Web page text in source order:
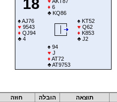
18
♦ 6
♣KQ86
♠AJ76
♥ 9543
♦ QJ94
♣4
♠KT52
♥ Q62
♦ K853
♣J2
♠94
♥ J
♦ AT72
♣AT9753
תוצאה הובלה חוזה